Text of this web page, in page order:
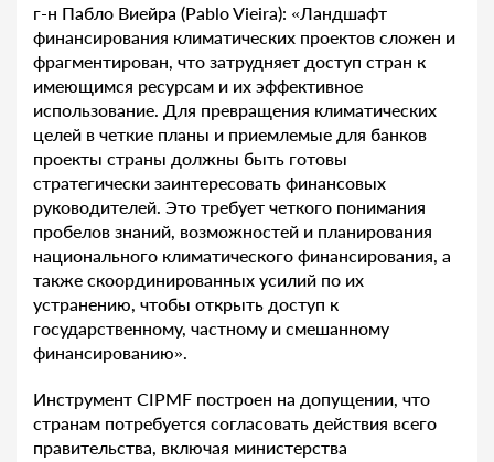
г-н Пабло Виейра (Pablo Vieira): «Ландшафт
финансирования климатических проектов сложен и
фрагментирован, что затрудняет доступ стран к
имеющимся ресурсам и их эффективное
использование. Для превращения климатических
целей в четкие планы и приемлемые для банков
проекты страны должны быть готовы
стратегически заинтересовать финансовых
руководителей. Это требует четкого понимания
пробелов знаний, возможностей и планирования
национального климатического финансирования, а
также скоординированных усилий по их
устранению, чтобы открыть доступ к
государственному, частному и смешанному
финансированию».
Инструмент CIPMF построен на допущении, что
странам потребуется согласовать действия всего
правительства, включая министерства